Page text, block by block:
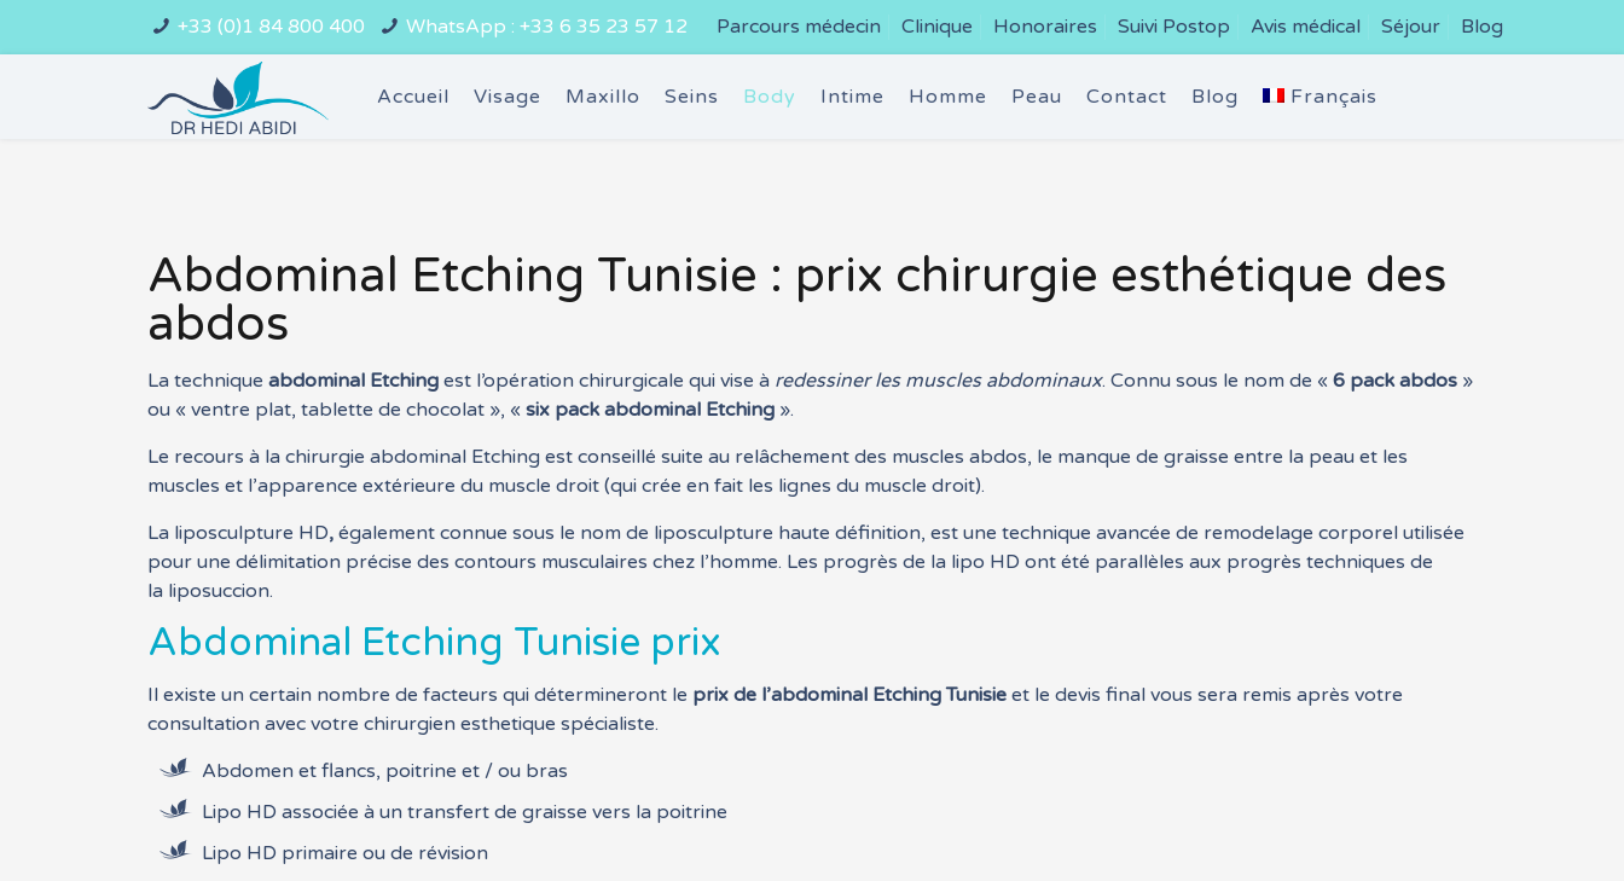
+33 (0)1 84 800 400 WhatsApp : +33 6 35 23 57 12 Parcours médecin Clinique Honoraires Suivi Postop Avis médical Séjour Blog
Accueil Visage Maxillo Seins Body Intime Homme Peau Contact Blog Français
Abdominal Etching Tunisie : prix chirurgie esthétique des
abdos
La techniqueabdominal Etching est l’opération chirurgicale qui vise à redessiner les muscles abdominaux. Connu sous le nom de «6 pack abdos »
ou « ventre plat, tablette de chocolat », «six pack abdominal Etching ».
Le recours à la chirurgie abdominal Etching est conseillé suite au relâchement des muscles abdos, le manque de graisse entre la peau et les
muscles et l’apparence extérieure du muscle droit (qui crée en fait les lignes du muscle droit).
La liposculpture HD, également connue sous le nom de liposculpture haute définition, est une technique avancée de remodelage corporel utilisée
pour une délimitation précise des contours musculaires chez l’homme. Les progrès de la lipo HD ont été parallèles aux progrès techniques de
la liposuccion.
Abdominal Etching Tunisie prix
Il existe un certain nombre de facteurs qui détermineront le prix de l’abdominal Etching Tunisie et le devis final vous sera remis après votre
consultation avec votre chirurgien esthetique spécialiste.
Abdomen et flancs, poitrine et / ou bras
Lipo HD associée à un transfert de graisse vers la poitrine
Lipo HD primaire ou de révision